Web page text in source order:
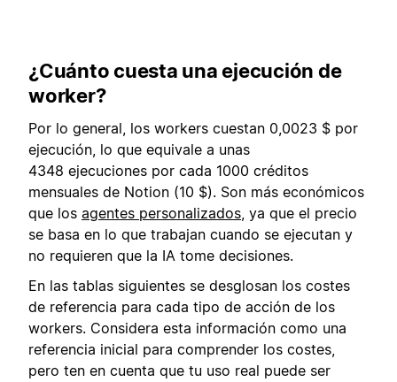
¿Cuánto cuesta una ejecución de
worker?
Por lo general, los workers cuestan 0,0023 $ por
ejecución, lo que equivale a unas
4348 ejecuciones por cada 1000 créditos
mensuales de Notion (10 $). Son más económicos
que los agentes personalizados , ya que el precio
se basa en lo que trabajan cuando se ejecutan y
no requieren que la IA tome decisiones.
En las tablas siguientes se desglosan los costes
de referencia para cada tipo de acción de los
workers. Considera esta información como una
referencia inicial para comprender los costes,
pero ten en cuenta que tu uso real puede ser